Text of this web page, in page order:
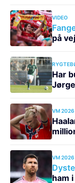
VIDEO
på
Har
VM 2026
VM 2026
ham